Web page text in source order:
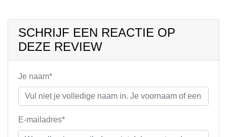
SCHRIJF EEN REACTIE OP
DEZE REVIEW
Je naam*
E-mailadres*